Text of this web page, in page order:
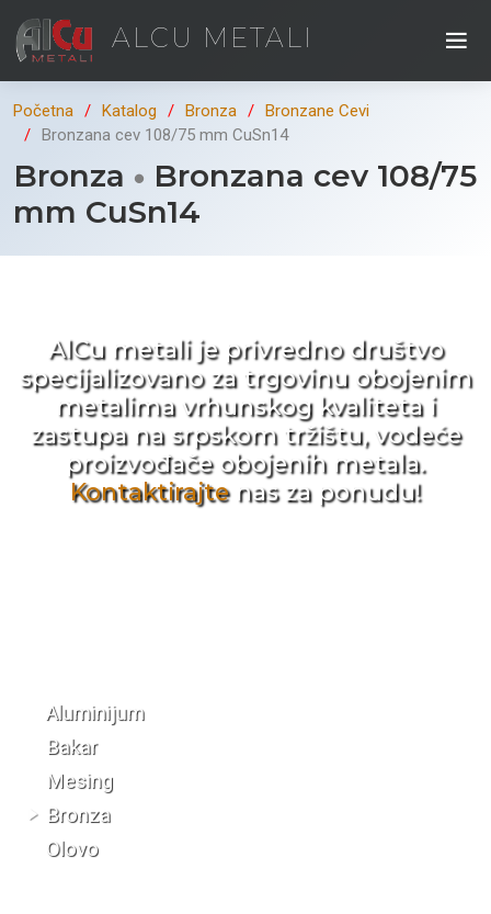
ALCU METALI
Početna Katalog Bronza
Bronzane Cevi
Bronzana cev 108/75 mm CuSn14
Bronza
Bronzana cev 108/75
mm CuSn14
AlCu metali je privredno društvo
specijalizovano za trgovinu obojenim
metalima vrhunskog kvaliteta i
zastupa na srpskom tržištu, vodeće
proizvođače obojenih metala.
Kontaktirajtenas za ponudu!
Aluminijum
Bakar
Mesing
Bronza
Olovo